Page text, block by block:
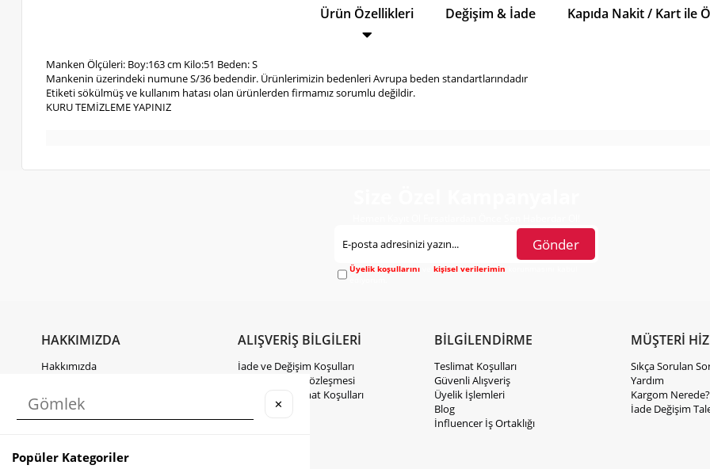
Ürün Özellikleri Değişim & İade Kapıda Nakit / Kart ile
Manken Ölçüleri: Boy:163 cm Kilo:51 Beden: S
Mankenin üzerindeki numune S/36 bedendir. Ürünlerimizin bedenleri Avrupa beden standartlarındadır
Etiketi sökülmüş ve kullanım hatası olan ürünlerden firmamız sorumlu değildir.
KURU TEMİZLEME YAPINIZ
Gönder
Üyelik koşullarını vekişisel verilerimin
HAKKIMIZDA
Hakkımızda
KVKK Hakkında Bilgilendirme
İletişim
Instagram
ALIŞVERİŞ BİLGİLERİ
İade ve Değişim Koşulları
Mesafeli Satış Sözleşmesi
Kargo ve Teslimat Koşulları
BİLGİLENDİRME
Teslimat Koşulları
Güvenli Alışveriş
Üyelik İşlemleri
Blog
İnfluencer İş Ortaklığı
MÜŞTERİ
Sıkça Sorulan
Yardım
Kargom Nerede?
İade Değişim
✕
Popüler Kategoriler